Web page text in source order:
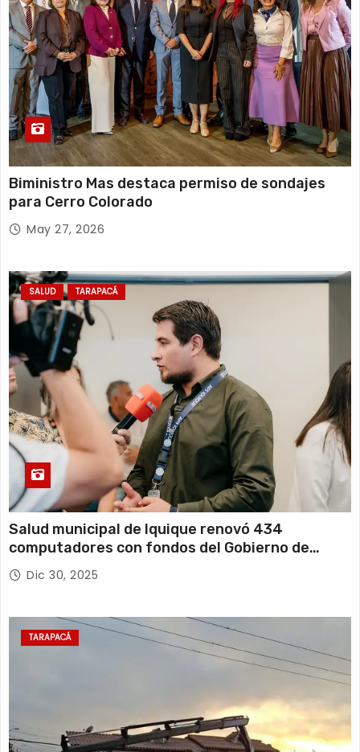
Biministro Mas destaca permiso de sondajes
para Cerro Colorado
May 27, 2026
SALUD TARAPACÁ
Salud municipal de Iquique renovó 434
computadores con fondos del Gobierno de
Tarapacá
Dic 30, 2025
TARAPACÁ